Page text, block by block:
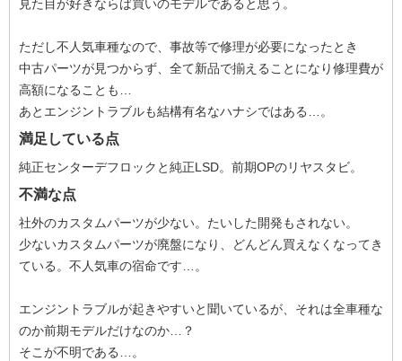
見た目が好きならば買いのモデルであると思う。
ただし不人気車種なので、事故等で修理が必要になったとき
中古パーツが見つからず、全て新品で揃えることになり修理費が
高額になることも…
あとエンジントラブルも結構有名なハナシではある…。
満足している点
純正センターデフロックと純正LSD。前期OPのリヤスタビ。
不満な点
社外のカスタムパーツが少ない。たいした開発もされない。
少ないカスタムパーツが廃盤になり、どんどん買えなくなってき
ている。不人気車の宿命です…。
エンジントラブルが起きやすいと聞いているが、それは全車種な
のか前期モデルだけなのか…？
そこが不明である…。